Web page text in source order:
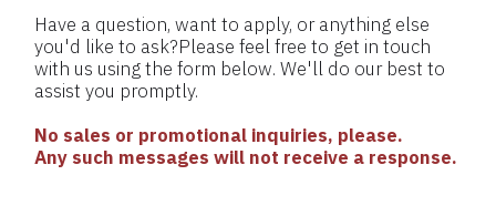
Have a question, want to apply, or anything else
you'd like to ask?Please feel free to get in touch
with us using the form below. We'll do our best to
assist you promptly.
No sales or promotional inquiries, please.
Any such messages will not receive a response.